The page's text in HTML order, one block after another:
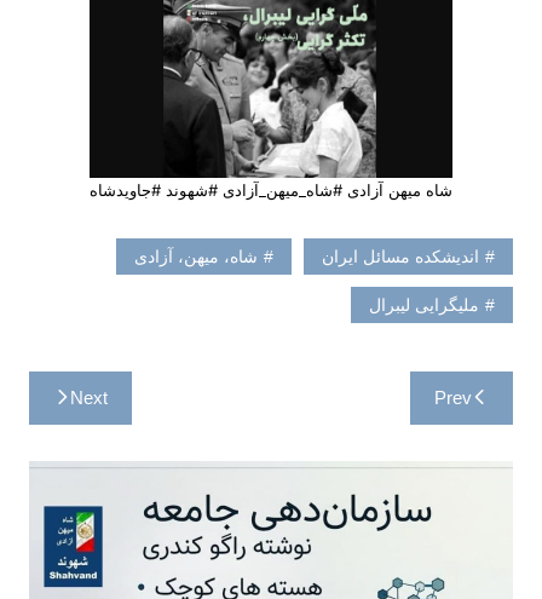
شاه میهن آزادی #شاه_میهن_آزادی #شهوند #جاویدشاه
اندیشکده مسائل ایران شاه، میهن، آزادی
ملیگرایی لیبرال
راهبری
نوشته
Prev
Next